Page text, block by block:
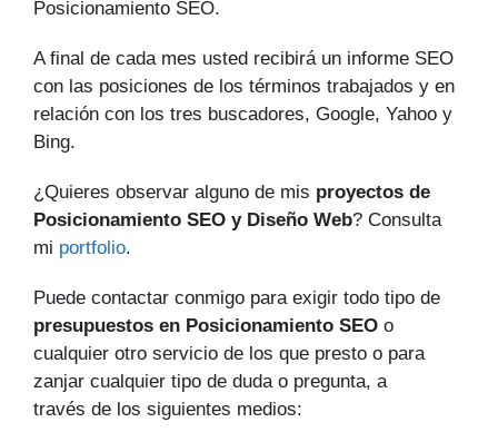
Posicionamiento SEO.
A final de cada mes usted recibirá un informe SEO
con las posiciones de los términos trabajados y en
relación con los tres buscadores, Google, Yahoo y
Bing.
¿Quieres observar alguno de mis proyectos de
Posicionamiento SEO y Diseño Web? Consulta
mi portfolio.
Puede contactar conmigo para exigir todo tipo de
presupuestos en Posicionamiento SEO o
cualquier otro servicio de los que presto o para
zanjar cualquier tipo de duda o pregunta, a
través de los siguientes medios: